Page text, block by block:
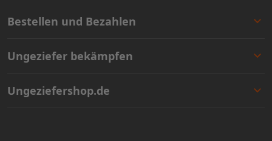
Bestellen und Bezahlen
Bestellen
Lieferung
Ungeziefer bekämpfen
Entscheidungshilfe
Ungeziefershop.de